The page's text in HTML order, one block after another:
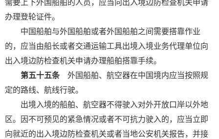
需要上下外国船舶的人员，应当向出入境边防检查机关申请
办理登轮证件。
中国船舶与外国船舶或者外国船舶之间需要搭靠作业
的，应当由船长或者交通运输工具出境入境业务代理单位向
出入境边防检查机关申请办理船舶搭靠手续。
第五十五条外国船舶、航空器在中国境内应当按照规
定的路线、航线行驶。
出境入境的船舶、航空器不得驶入对外开放口岸以外地
区。因不可预见的紧急情况或者不可抗力驶入的，应当立即
向就近的出入境边防检查机关或者当地公安机关报告，并接